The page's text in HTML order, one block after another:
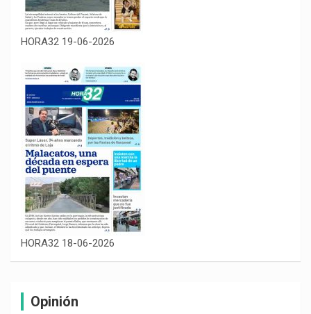
HORA32 19-06-2026
HORA32 18-06-2026
Opinión